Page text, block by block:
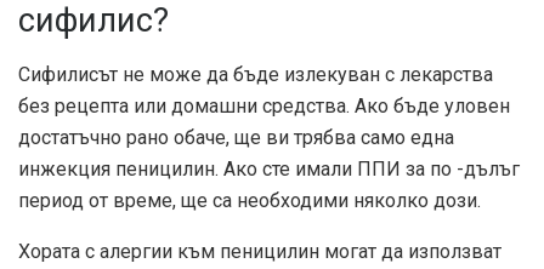
сифилис?
Сифилисът не може да бъде излекуван с лекарства
без рецепта или домашни средства. Ако бъде уловен
достатъчно рано обаче, ще ви трябва само една
инжекция пеницилин. Ако сте имали ППИ за по -дълъг
период от време, ще са необходими няколко дози.
Хората с алергии към пеницилин могат да използват